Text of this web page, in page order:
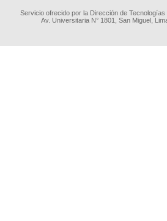
Servicio ofrecido por la Dirección de
Av. Universitaria N° 1801, San Miguel,